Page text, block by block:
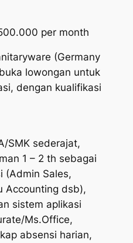
per month
(Germany
lowongan untuk
dengan kualifikasi
SMK sederajat,
1 – 2 th sebagai
(Admin Sales,
Accounting dsb),
sistem aplikasi
Ms.Office,
absensi harian,